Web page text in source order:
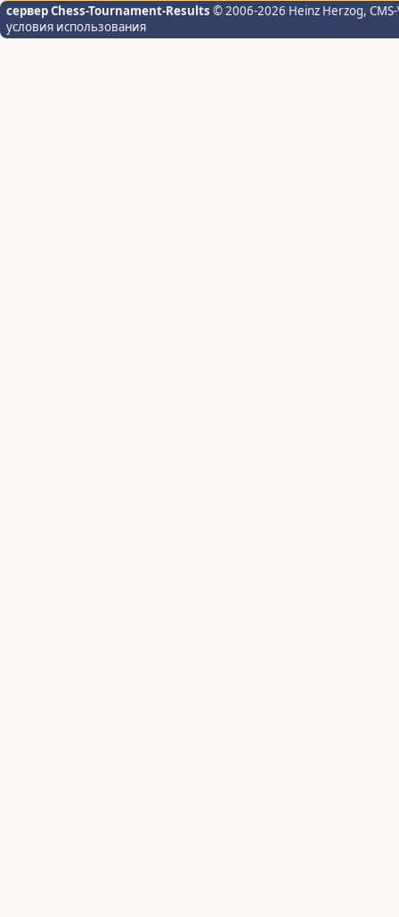
сервер Chess-Tournament-Results © 2006-2026 Heinz Herzog,
условия использования